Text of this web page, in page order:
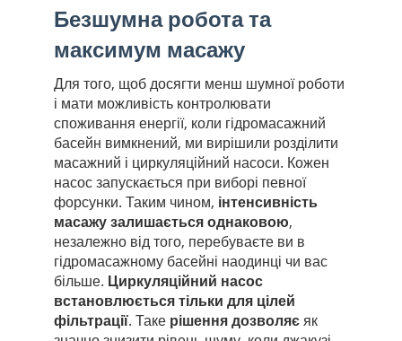
Безшумна робота та
максимум масажу
Для того, щоб досягти менш шумної роботи
і мати можливість контролювати
споживання енергії, коли гідромасажний
басейн вимкнений, ми вирішили розділити
масажний і циркуляційний насоси. Кожен
насос запускається при виборі певної
форсунки. Таким чином, інтенсивність
масажу залишається однаковою,
незалежно від того, перебуваєте ви в
гідромасажному басейні наодинці чи вас
більше. Циркуляційний насос
встановлюється тільки для цілей
фільтрації. Таке рішення дозволяєяк